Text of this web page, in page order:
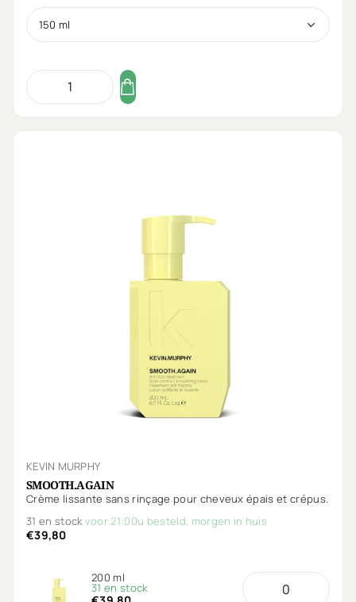
KEVIN MURPHY
SMOOTH.AGAIN
Crème lissante sans rinçage pour cheveux épais et crépus.
31 en stockvoor 21:00u besteld, morgen in huis
€39,80
200 ml
31 en stock